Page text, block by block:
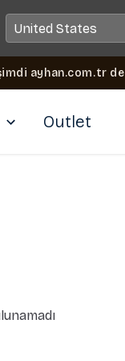
ayhan.com.tr de
Outlet